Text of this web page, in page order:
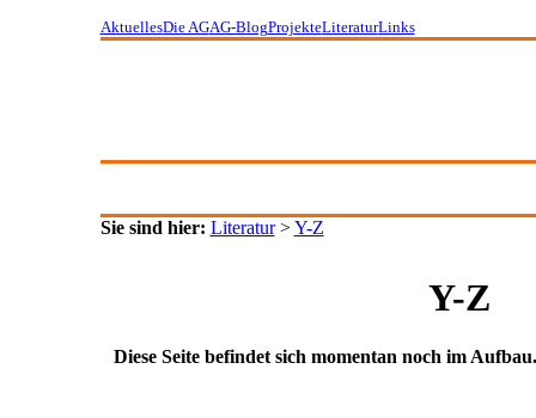
AktuellesDie AGAG-BlogProjekteLiteraturLinks
Sie sind hier: Literatur>Y-Z
Y-Z
Diese Seite befindet sich momentan noch im Aufbau.